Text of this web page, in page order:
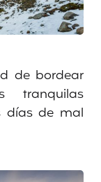
de bordear
tranquilas
días de mal